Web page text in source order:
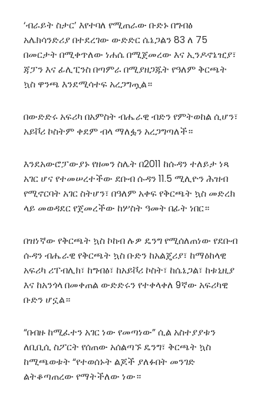
‘ብራይት ስታር’ እየተባለ የሚጠራው ቡድኑ በግብፅ
አሌክሳንድሪያ በተደረገው ውድድር ሴኔጋልን 83 ለ 75
በመርታት በሚቀጥለው ነሐሴ በሚጀመረው እና ኢንዶኖኔዢያ፣
ጃፓን እና ፊሊፒንስ በጣምራ በሚያዘጋጁት የዓለም ቅርጫት
ኳስ ዋንጫ እንደሚሳተፍ አረጋግጧል።
በውድድሩ አፍሪካ በአምስት ብሔራዊ ብድን የምትወከል ሲሆን፣
አይቮሪ ኮስትም ቀደም ብላ ማለፏን አረጋግጣለች።
እንደአውሮፓውያኑ የዘመን ስሌት በ2011 ከሱዳን ተለይታ ነጻ
አገር ሆና የተመሠረተችው ደቡብ ሱዳን 11.5 ሚሊዮን ሕዝብ
የሚኖርባት አገር ስትሆን፣ በዓለም አቀፍ የቅርጫት ኳስ መድረክ
ላይ መወዳደር የጀመረችው ከሦስት ዓመት በፊት ነበር።
በዝነኛው የቅርጫት ኳስ ኮከብ ሉዎ ዴንግ የሚሰለጠነው የደቡብ
ሱዳን ብሔራዊ የቅርጫት ኳስ ቡድን ከአልጄሪያ፣ ከማዕከላዊ
አፍሪካ ሪፐብሊክ፣ ከግብፅ፣ ከአይቮሪ ኮስት፣ ከሴኔጋል፣ ከቱኒዚያ
እና ከአንጎላ በመቀጠል ውድድሩን የተቀላቀለ 9ኛው አፍሪካዊ
ቡድን ሆኗል።
“በብዙ ከሚፈተን አገር ነው የመጣነው” ሲል አስተያያቱን
ለቢቢሲ ስፖርት የሰጠው አሰልጣኙ ዴንግ፣ ቅርጫት ኳስ
ከሚጫወቱት “የተወሰኑት ልጆች ያለፉበት መንገድ
ልትቆጣጠረው የማትችለው ነው።